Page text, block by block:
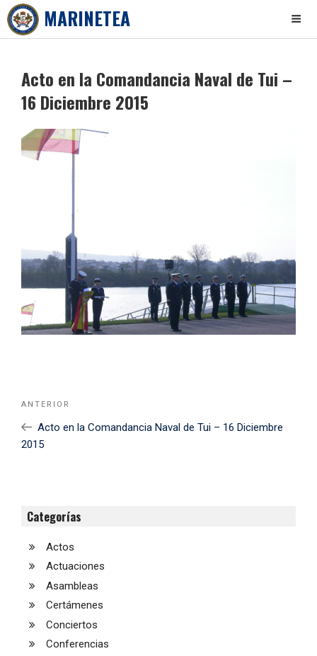
content
MARINETEA
Acto en la Comandancia Naval de Tui –
16 Diciembre 2015
Navegación
entradas
Noticia
Anterior
ANTERIOR
Acto en la Comandancia Naval de Tui – 16 Diciembre
2015
Categorías
Actos
Actuaciones
Asambleas
Certámenes
Conciertos
Conferencias